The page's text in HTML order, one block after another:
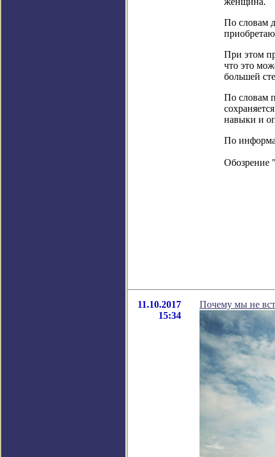
По словам
При этом
что это
большей
По словам
навыки и
По
Обозрение
11.10.2017
15:34
Почему мы не